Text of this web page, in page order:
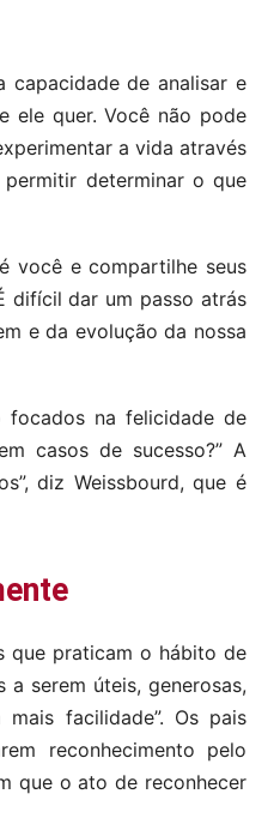
de analisar e
ele quer. Você não pode
a vida através
determinar o que
você e compartilhe seus
difícil dar um passo atrás
e da evolução da nossa
focados na felicidade de
casos de sucesso?” A
diz Weissbourd, que é
que praticam o hábito de
serem úteis, generosas,
facilidade”. Os pais
reconhecimento pelo
que o ato de reconhecer